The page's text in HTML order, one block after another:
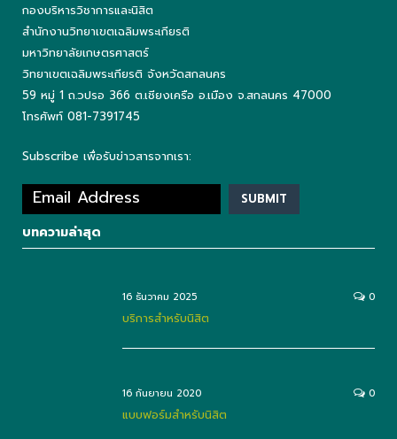
กองบริหารวิชาการและนิสิต
สำนักงานวิทยาเขตเฉลิมพระเกียรติ
มหาวิทยาลัยเกษตรศาสตร์
วิทยาเขตเฉลิมพระเกียรติ จังหวัดสกลนคร
59 หมู่ 1 ถ.วปรอ 366 ต.เชียงเครือ อ.เมือง จ.สกลนคร 47000
โทรศัพท์ 081-7391745
Subscribe เพื่อรับข่าวสารจากเรา:
บทความล่าสุด
16 ธันวาคม 2025 0
บริการสำหรับนิสิต
16 กันยายน 2020 0
แบบฟอร์มสำหรับนิสิต